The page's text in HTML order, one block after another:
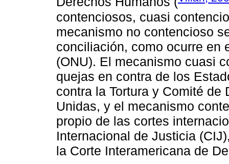
contenciosos, cuasi
mecanismo no contencioso
conciliación, como ocurre en
(ONU). El mecanismo cuasi
quejas en contra de los
contra la Tortura y Comité
Unidas, y el mecanismo
propio de las cortes
Internacional de Justicia
la Corte Interamericana de